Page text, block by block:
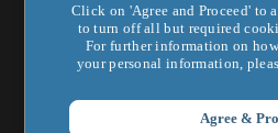
Click on 'Agree and Proceed' to
to turn off all but required
For further information on
your personal information,
Agree &
財務風險管理
供應商風險管理